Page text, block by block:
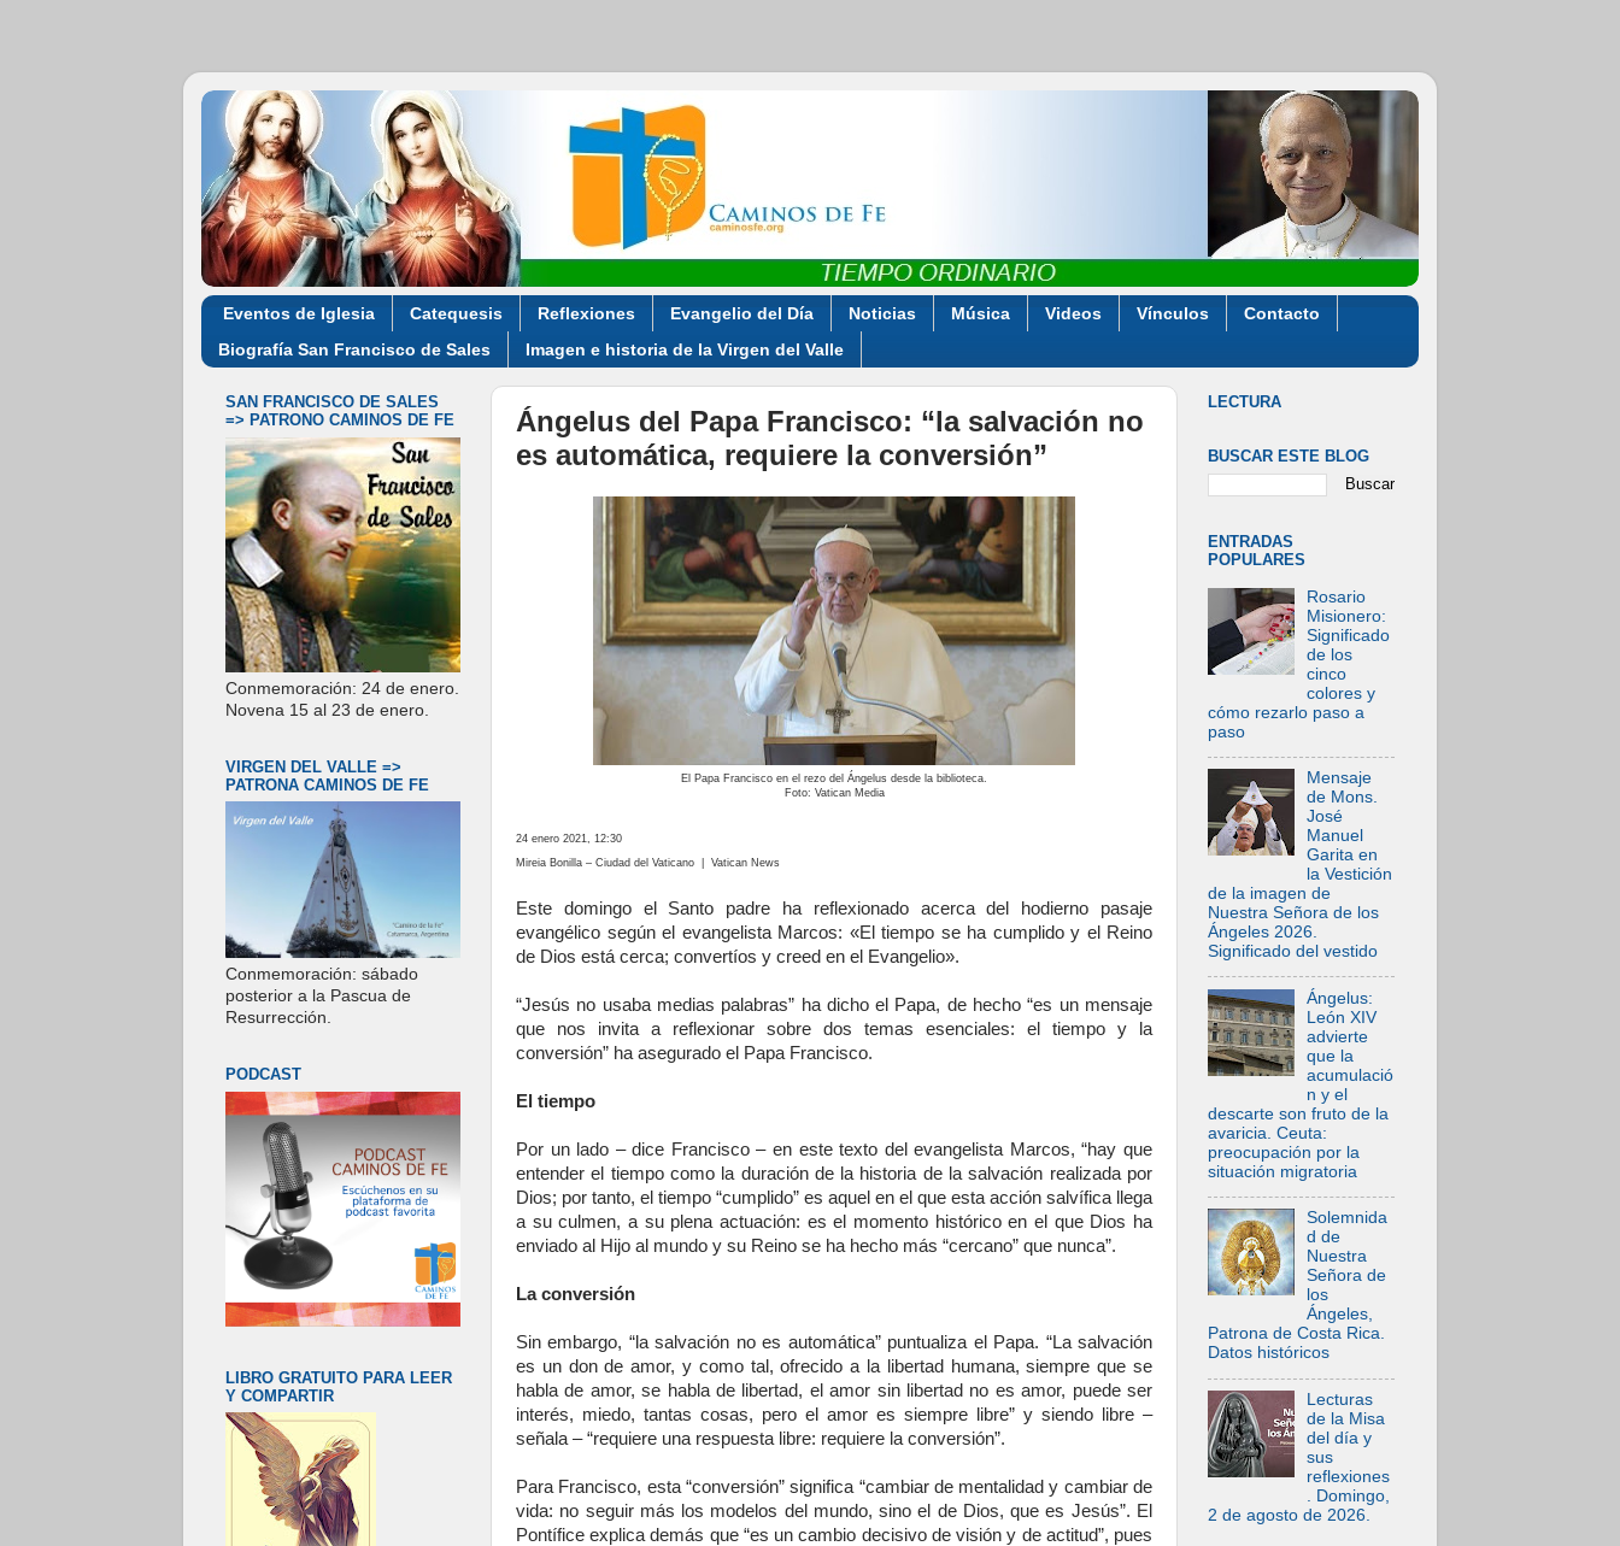
Eventos de Iglesia Catequesis Reflexiones Evangelio del Día Noticias Música Videos Vínculos
Contacto
Biografía San Francisco de Sales
Imagen e historia de la Virgen del Valle
Ángelus del Papa Francisco: “la salvación no
es automática, requiere la conversión”
El Papa Francisco en el rezo del Ángelus desde la biblioteca.
Foto: Vatican Media
24 enero 2021, 12:30
Mireia Bonilla – Ciudad del Vaticano | Vatican News
Este domingo el Santo padre ha reflexionado acerca del hodierno pasaje
evangélico según el evangelista Marcos: «El tiempo se ha cumplido y el Reino
de Dios está cerca; convertíos y creed en el Evangelio».
“Jesús no usaba medias palabras” ha dicho el Papa, de hecho “es un mensaje
que nos invita a reflexionar sobre dos temas esenciales: el tiempo y la
conversión” ha asegurado el Papa Francisco.
El tiempo
Por un lado – dice Francisco – en este texto del evangelista Marcos, “hay que
entender el tiempo como la duración de la historia de la salvación realizada por
Dios; por tanto, el tiempo “cumplido” es aquel en el que esta acción salvífica llega
a su culmen, a su plena actuación: es el momento histórico en el que Dios ha
enviado al Hijo al mundo y su Reino se ha hecho más “cercano” que nunca”.
La conversión
Sin embargo, “la salvación no es automática” puntualiza el Papa. “La salvación
es un don de amor, y como tal, ofrecido a la libertad humana, siempre que se
habla de amor, se habla de libertad, el amor sin libertad no es amor, puede ser
interés, miedo, tantas cosas, pero el amor es siempre libre” y siendo libre –
señala – “requiere una respuesta libre: requiere la conversión”.
Para Francisco, esta “conversión” significa “cambiar de mentalidad y cambiar de
vida: no seguir más los modelos del mundo, sino el de Dios, que es Jesús”. El
Pontífice explica demás que “es un cambio decisivo de visión y de actitud”, pues
SAN FRANCISCO DE SALES
=> PATRONO CAMINOS DE FE
Conmemoración: 24 de enero.
Novena 15 al 23 de enero.
VIRGEN DEL VALLE =>
PATRONA CAMINOS DE FE
Conmemoración: sábado
posterior a la Pascua de
Resurrección.
PODCAST
LIBRO GRATUITO PARA LEER
Y COMPARTIR
LECTURA
BUSCAR ESTE BLOG
ENTRADAS
POPULARES
Rosario
Misionero:
Significado
de los
cinco
colores y
cómo rezarlo paso a
paso
Mensaje
de Mons.
José
Manuel
Garita en
la Vestición
de la imagen de
Nuestra Señora de los
Ángeles 2026.
Significado del vestido
Ángelus:
León XIV
advierte
que la
acumulació
n y el
descarte son fruto de la
avaricia. Ceuta:
preocupación por la
situación migratoria
Solemnida
d de
Nuestra
Señora de
los
Ángeles,
Patrona de Costa Rica.
Datos históricos
Lecturas
de la Misa
del día y
sus
reflexiones
. Domingo,
2 de agosto de 2026.